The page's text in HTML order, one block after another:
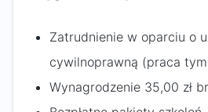
Zatrudnienie w oparciu o
cywilnoprawną (praca
Wynagrodzenie 35,00 zł